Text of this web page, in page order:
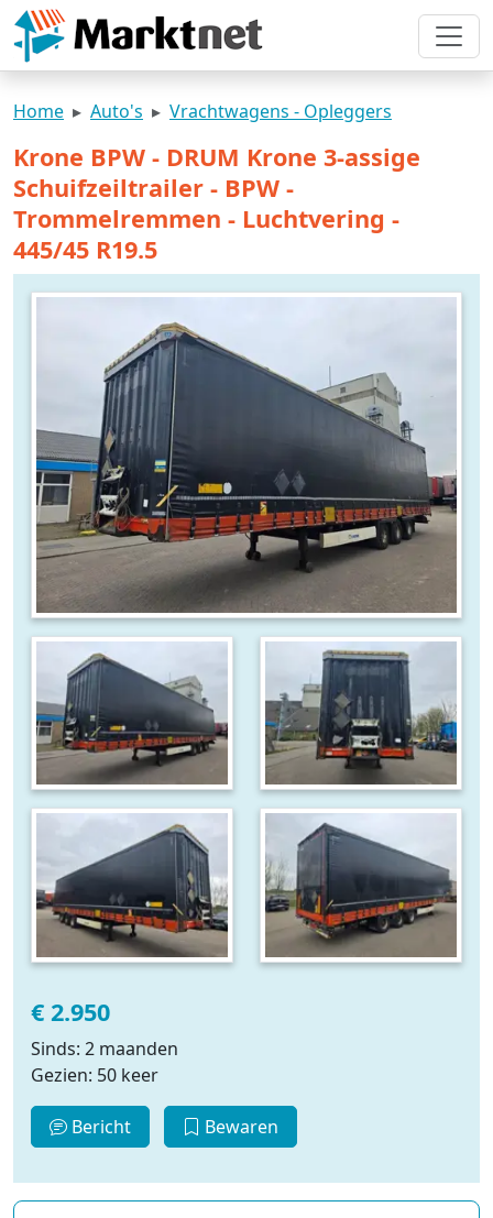
Home Auto's Vrachtwagens - Opleggers
Krone BPW - DRUM Krone 3-assige
Schuifzeiltrailer - BPW -
Trommelremmen - Luchtvering -
445/45 R19.5
€ 2.950
Sinds: 2 maanden
Gezien: 50 keer
Bericht Bewaren